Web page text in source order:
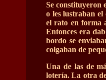
Se constituyeron
o les lustraban el
el rato en forma
Entonces era
bordo se
colgaban de
Una de las de
lotería. La otra